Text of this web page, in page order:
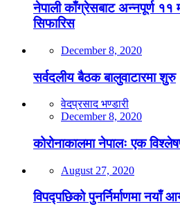
नेपाली काँग्रेसबाट अन्नपूर्ण
सिफारिस
December 8, 2020
सर्वदलीय बैठक बालुवाटारमा शुरु
वेदप्रसाद भण्डारी
December 8, 2020
कोरोनाकालमा नेपालः एक
August 27, 2020
विपद्पछिको पुनर्निर्माणमा नयाँ